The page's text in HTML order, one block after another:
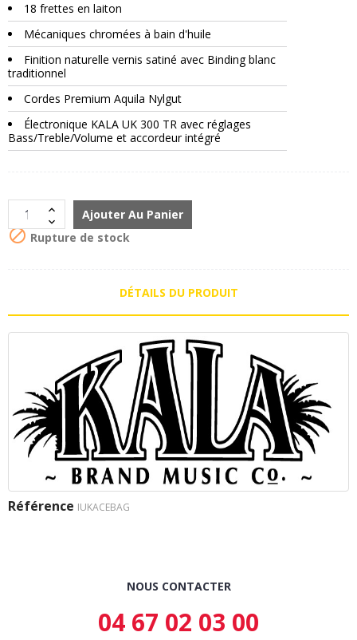
18 frettes en laiton
Mécaniques chromées à bain d'huile
Finition naturelle vernis satiné avec Binding blanc
traditionnel
Cordes Premium Aquila Nylgut
Électronique KALA UK 300 TR avec réglages
Bass/Treble/Volume et accordeur intégré
Ajouter Au Panier
 Rupture de stock
DÉTAILS DU PRODUIT
Référence IUKACEBAG
NOUS CONTACTER
04 67 02 03 00